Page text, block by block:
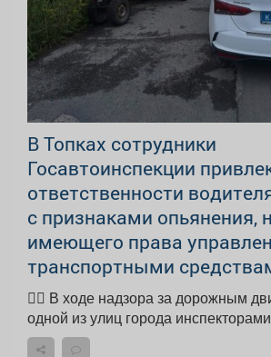
В Топках сотрудники
Госавтоинспекции
ответственности
с признаками опьянения,
имеющего права
транспортными
👮‍♂ В ходе надзора за дорожным
одной из улиц города